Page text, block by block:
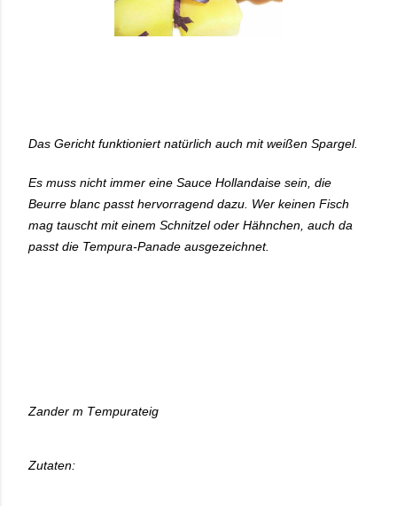
Das Gericht funktioniert natürlich auch mit weißen Spargel.
Es muss nicht immer eine Sauce Hollandaise sein, die
Beurre blanc passt hervorragend dazu. Wer keinen Fisch
mag tauscht mit einem Schnitzel oder Hähnchen, auch da
passt die Tempura-Panade ausgezeichnet.
Zander m Tempurateig
Zutaten: